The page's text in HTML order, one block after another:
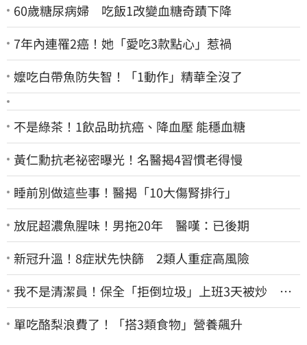
60歲糖尿病婦 吃飯1改變血糖奇蹟下降
7年內連罹2癌！她「愛吃3款點心」惹禍
嬤吃白帶魚防失智！「1動作」精華全沒了
不是綠茶！1飲品助抗癌、降血壓 能穩血糖
黃仁勳抗老祕密曝光！名醫揭4習慣老得慢
睡前別做這些事！醫揭「10大傷腎排行」
放屁超濃魚腥味！男拖20年 醫嘆：已後期
新冠升溫！8症狀先快篩 2類人重症高風險
我不是清潔員！保全「拒倒垃圾」上班3天被炒 找
法院討公道結果出爐
單吃酪梨浪費了！「搭3類食物」營養飆升